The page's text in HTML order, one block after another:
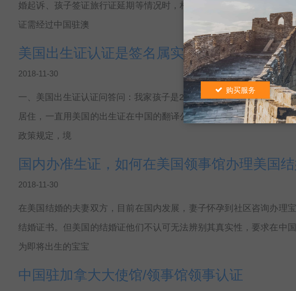
婚起诉、孩子签证旅行证延期等情况时，相关国内政府机构会要求申
证需经过中国驻澳
美国出生证认证是签名属实认证吗？可以代
2018-11-30
一、美国出生证认证问答问：我家孩子是2011年在美国出生的，申领
居住，一直用美国的出生证在中国的翻译公证文件办理出入境的一些
政策规定，境
国内办准生证，如何在美国领事馆办理美国
2018-11-30
在美国结婚的夫妻双方，目前在国内发展，妻子怀孕到社区咨询办理
结婚证书。但美国的结婚证他们不认可无法辨别其真实性，要求在中
为即将出生的宝宝
中国驻加拿大大使馆/领事馆领事认证
购买服务